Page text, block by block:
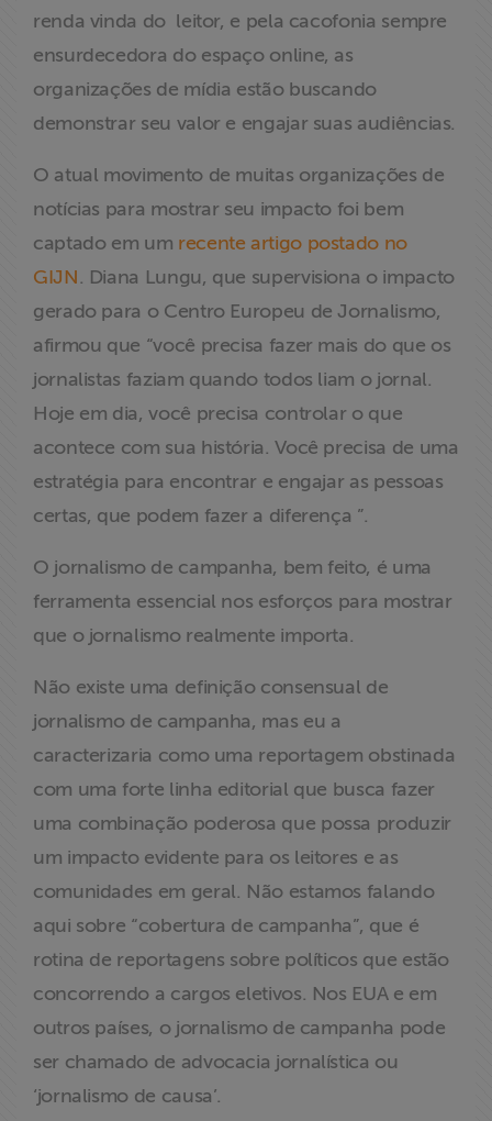
renda vinda do leitor, e pela cacofonia sempre
ensurdecedora do espaço online, as
organizações de mídia estão buscando
demonstrar seu valor e engajar suas audiências.
O atual movimento de muitas organizações de
notícias para mostrar seu impacto foi bem
captado em um recente artigo postado no
GIJN. Diana Lungu, que supervisiona o impacto
gerado para o Centro Europeu de Jornalismo,
afirmou que “você precisa fazer mais do que os
jornalistas faziam quando todos liam o jornal.
Hoje em dia, você precisa controlar o que
acontece com sua história. Você precisa de uma
estratégia para encontrar e engajar as pessoas
certas, que podem fazer a diferença ”.
O jornalismo de campanha, bem feito, é uma
ferramenta essencial nos esforços para mostrar
que o jornalismo realmente importa.
Não existe uma definição consensual de
jornalismo de campanha, mas eu a
caracterizaria como uma reportagem obstinada
com uma forte linha editorial que busca fazer
uma combinação poderosa que possa produzir
um impacto evidente para os leitores e as
comunidades em geral. Não estamos falando
aqui sobre “cobertura de campanha”, que é
rotina de reportagens sobre políticos que estão
concorrendo a cargos eletivos. Nos EUA e em
outros países, o jornalismo de campanha pode
ser chamado de advocacia jornalística ou
‘jornalismo de causa’.